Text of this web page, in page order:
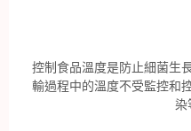
控制食品溫度是防止細菌生
輸過程中的溫度不受監控和
染